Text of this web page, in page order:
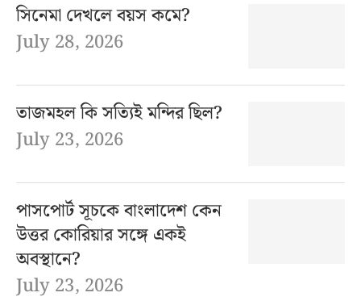
সিনেমা দেখলে বয়স কমে?
July 28, 2026
তাজমহল কি সত্যিই মন্দির ছিল?
July 23, 2026
পাসপোর্ট সূচকে বাংলাদেশ কেন
উত্তর কোরিয়ার সঙ্গে একই
অবস্থানে?
July 23, 2026